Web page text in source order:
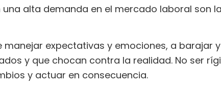
una alta demanda en el mercado laboral son
expectativas y emociones, a barajar
y que chocan contra la realidad. No ser
y actuar en consecuencia.